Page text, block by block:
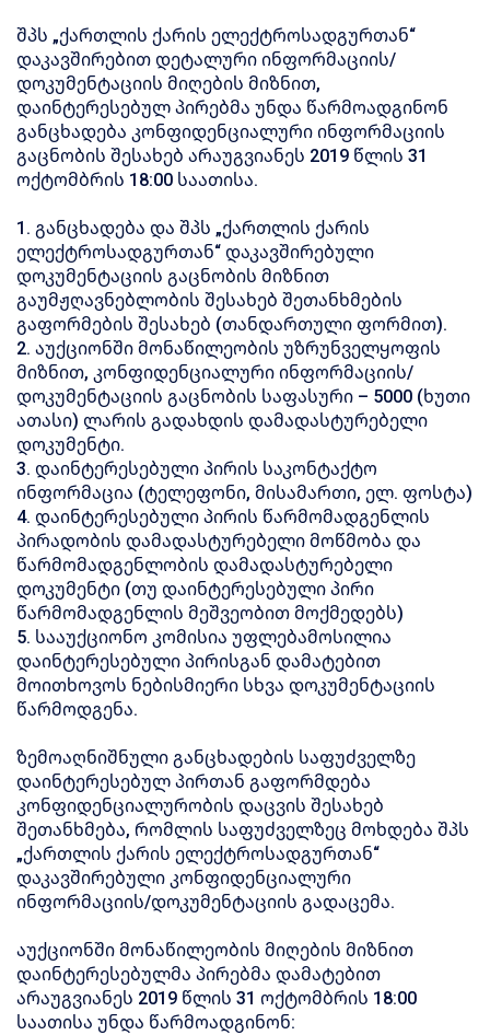
შპს „ქართლის ქარის ელექტროსადგურთან“
დაკავშირებით დეტალური ინფორმაციის/
დოკუმენტაციის მიღების მიზნით,
დაინტერესებულ პირებმა უნდა წარმოადგინონ
განცხადება კონფიდენციალური ინფორმაციის
გაცნობის შესახებ არაუგვიანეს 2019 წლის 31
ოქტომბრის 18:00 საათისა.
1. განცხადება და შპს „ქართლის ქარის
ელექტროსადგურთან“ დაკავშირებული
დოკუმენტაციის გაცნობის მიზნით
გაუმჟღავნებლობის შესახებ შეთანხმების
გაფორმების შესახებ (თანდართული ფორმით).
2. აუქციონში მონაწილეობის უზრუნველყოფის
მიზნით, კონფიდენციალური ინფორმაციის/
დოკუმენტაციის გაცნობის საფასური – 5000 (ხუთი
ათასი) ლარის გადახდის დამადასტურებელი
დოკუმენტი.
3. დაინტერესებული პირის საკონტაქტო
ინფორმაცია (ტელეფონი, მისამართი, ელ. ფოსტა)
4. დაინტერესებული პირის წარმომადგენლის
პირადობის დამადასტურებელი მოწმობა და
წარმომადგენლობის დამადასტურებელი
დოკუმენტი (თუ დაინტერესებული პირი
წარმომადგენლის მეშვეობით მოქმედებს)
5. სააუქციონო კომისია უფლებამოსილია
დაინტერესებული პირისგან დამატებით
მოითხოვოს ნებისმიერი სხვა დოკუმენტაციის
წარმოდგენა.
ზემოაღნიშნული განცხადების საფუძველზე
დაინტერესებულ პირთან გაფორმდება
კონფიდენციალურობის დაცვის შესახებ
შეთანხმება, რომლის საფუძველზეც მოხდება შპს
„ქართლის ქარის ელექტროსადგურთან“
დაკავშირებული კონფიდენციალური
ინფორმაციის/დოკუმენტაციის გადაცემა.
აუქციონში მონაწილეობის მიღების მიზნით
დაინტერესებულმა პირებმა დამატებით
არაუგვიანეს 2019 წლის 31 ოქტომბრის 18:00
საათისა უნდა წარმოადგინონ: